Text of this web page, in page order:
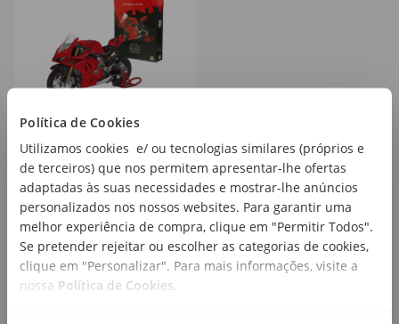
Política de Cookies
Utilizamos cookies e/ ou tecnologias similares (próprios e
de terceiros) que nos permitem apresentar-lhe ofertas
adaptadas às suas necessidades e mostrar-lhe anúncios
personalizados nos nossos websites. Para garantir uma
melhor experiência de compra, clique em "Permitir Todos".
Se pretender rejeitar ou escolher as categorias de cookies,
clique em "Personalizar". Para mais informações, visite a
nossa Política de Cookies.
Ducati 98 Peças
29,99€